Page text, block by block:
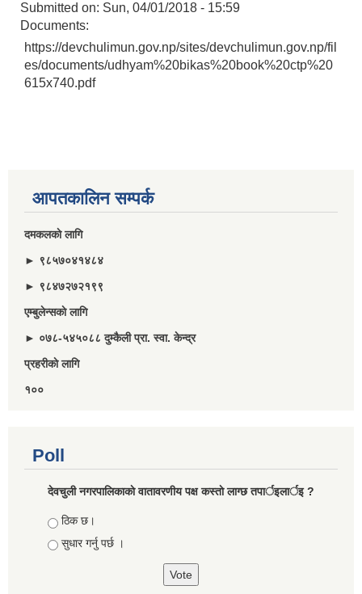
Submitted on: Sun, 04/01/2018 - 15:59
Documents:
https://devchulimun.gov.np/sites/devchulimun.gov.np/fil
es/documents/udhyam%20bikas%20book%20ctp%20
615x740.pdf
आपतकालिन सम्पर्क
दमकलकाे लागि
► ९८५७०४१४८४
► ९८४७२७२१९९
एम्बुलेन्सकाे लागि
► ०७८-५४५०८८ दुम्कैली प्रा. स्वा. केन्द्र
प्रहरीकाे लागि
१००
Poll
देवचुली नगरपालिकाकाे वातावरणीय पक्ष कस्ताे लाग्छ तपार्इलार्इ ?
Choices
ठिक छ।
सुधार गर्नु पर्छ ।